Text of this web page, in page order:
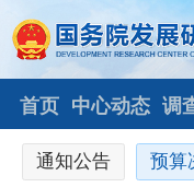
首页 中心动态 调
通知公告 预算